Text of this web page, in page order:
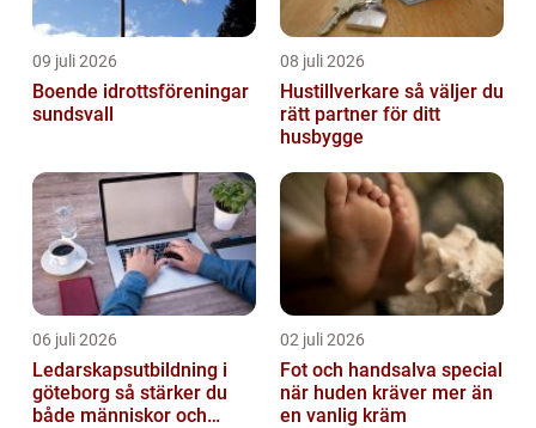
09 juli 2026
Boende idrottsföreningar
sundsvall
08 juli 2026
Hustillverkare så väljer du
rätt partner för ditt
husbygge
06 juli 2026
Ledarskapsutbildning i
göteborg så stärker du
både människor och
02 juli 2026
Fot och handsalva special
när huden kräver mer än
en vanlig kräm